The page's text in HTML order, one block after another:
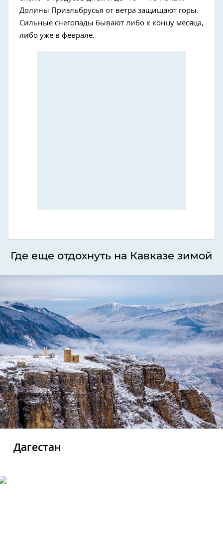
Долины Приэльбрусья от ветра защищают горы.
Сильные снегопады бывают либо к концу месяца,
либо уже в феврале.
Где еще отдохнуть на Кавказе зимой
Дагестан